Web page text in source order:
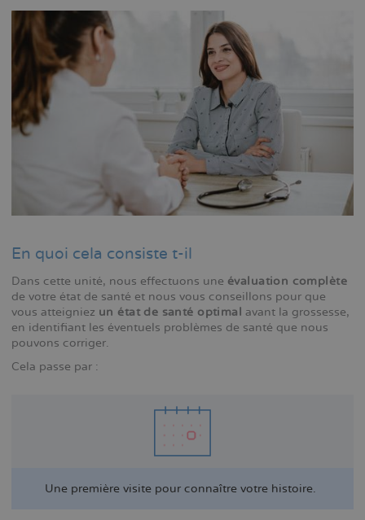
En quoi cela consiste t-il
Dans cette unité, nous effectuons une évaluation complète
de votre état de santé et nous vous conseillons pour que
vous atteigniez un état de santé optimal
avant la grossesse,
en identifiant les éventuels problèmes de santé que nous
pouvons corriger.
Cela passe par :
Une première visite pour connaître votre histoire.